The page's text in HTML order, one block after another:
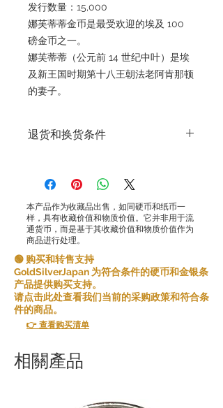
发行数量：15,000
娜芙蒂蒂金币是最受欢迎的埃及 100
磅金币之一。
娜芙蒂蒂（公元前 14 世纪中叶）是埃
及新王国时期第十八王朝法老阿肯那顿
的妻子。
退货和换货条件
品质的产品和服务，确保客户满意。鉴于
受因客户原因而提出的退货。
然而，在某些情况下，我们可能会例外接
受退货。以下情况允许退货：
错误商品：如果您收到的商品与您订购的
商品不同，请在收到商品后 [5 天] 内告知
我们，我们将向您发送正确的商品并承担
任何额外的运费。
如果您连续取消订单的任何部分或全部内
容，我们可能会拒绝将来与您开展业务。
请在下订单之前仔细考虑产品和条件并做
感谢您的理解与合作。您的满意是我们的
首要任务，我们将竭尽全力为您提供良好
本产品作为收藏品出售，如同硬币和纸币一
样，具有收藏价值和物质价值。它并非用于流
通货币，而是基于其收藏价值和物质价值作为
商品进行处理。
🟢 购买和转售支持
GoldSilverJapan 为符合条件的硬币和金银条
产品提供购买支持。
请点击此处查看我们当前的采购政策和符合条
件的商品。
👉 查看购买清单
相關產品